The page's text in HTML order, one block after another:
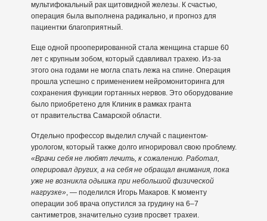
мультифокальный рак щитовидной железы. К счастью,
операция была выполнена радикально, и прогноз для
пациентки благоприятный.
Еще одной прооперированной стала женщина старше 60
лет с крупным зобом, который сдавливал трахею. Из-за
этого она годами не могла спать лежа на спине. Операция
прошла успешно с применением нейромониторинга для
сохранения функции гортанных нервов. Это оборудование
было приобретено для Клиник в рамках гранта
от правительства Самарской области.
Отдельно профессор выделил случай с пациентом-
урологом, который также долго игнорировал свою проблему.
«Врачи себя не любят лечить, к сожалению. Работал,
оперировал других, а на себя не обращал внимания, пока
уже не возникла одышка при небольшой физической
нагрузке», — поделился Игорь Макаров. К моменту
операции зоб врача опустился за грудину на 6–7
сантиметров, значительно сузив просвет трахеи.